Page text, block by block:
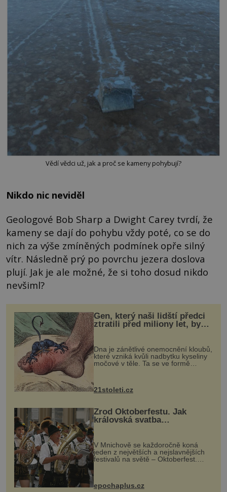
Vědí vědci už, jak a proč se kameny pohybují?
Nikdo nic neviděl
Geologové Bob Sharp a Dwight Carey tvrdí, že
kameny se dají do pohybu vždy poté, co se do
nich za výše zmíněných podmínek opře silný
vítr. Následně prý po povrchu jezera doslova
plují. Jak je ale možné, že si toho dosud nikdo
nevšiml?
Gen, který naši lidští předci
ztratili před miliony let, by
mohl pomoci s léčbou
„nemoci králů“
Dna je zánětlivé onemocnění kloubů,
které vzniká kvůli nadbytku kyseliny
močové v těle. Ta se ve formě
nohou, a způsobuje bole...
21stoleti.cz
Zrod Oktoberfestu. Jak
královská svatba
odstartovala největší pivní
festival světa
V Mnichově se každoročně koná
jeden z největších a nejslavnějších
festivalů na světě – Oktoberfest.
návštěvníků, kteří si vychutnávají
kultur...
epochaplus.cz